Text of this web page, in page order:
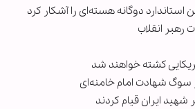
دوگانه هسته‌ای را آشکار کرد
انقلاب
کشته خواهند شد
سوگ شهادت امام خامنه‌ای
ایران قیام کردند